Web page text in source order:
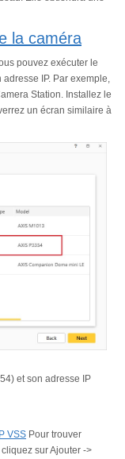
la caméra
pouvez exécuter le
IP. Par exemple,
Station. Installez le
un écran similaire à
et son adresse IP
VSS Pour trouver
sur Ajouter ->